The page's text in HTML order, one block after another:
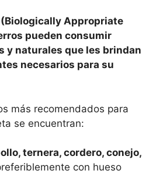
(Biologically Appropriate
pueden consumir
y naturales que les brindan
necesarios para su
más recomendados para
se encuentran:
ternera, cordero, conejo,
con hueso